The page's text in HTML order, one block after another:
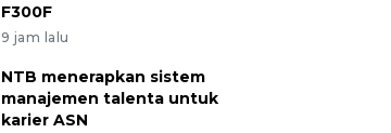
F300F
9 jam lalu
NTB menerapkan sistem
manajemen talenta untuk
karier ASN